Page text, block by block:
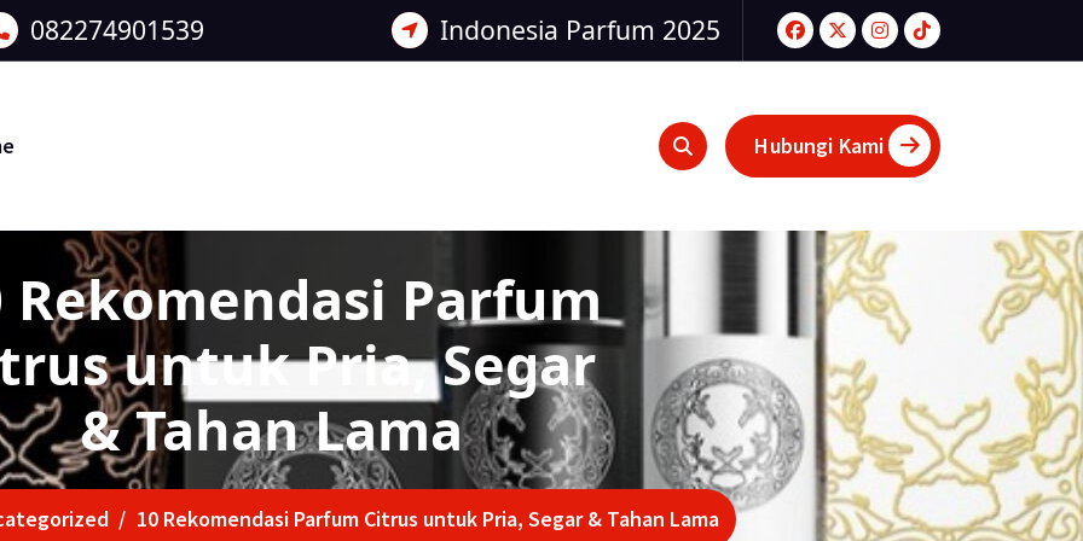
082274901539 Indonesia Parfum 2025
Hubungi Kami
Rekomendasi Parfum
untuk Pria, Segar
& Tahan Lama
/ 10 Rekomendasi Parfum Citrus untuk Pria, Segar & Tahan Lama